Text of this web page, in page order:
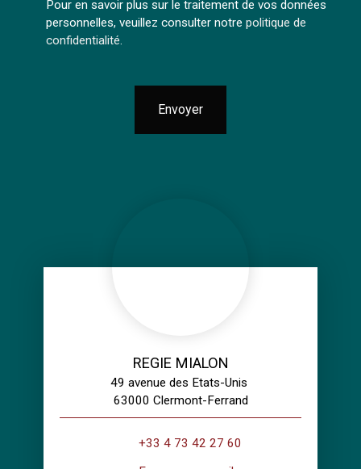
Pour en savoir plus sur le traitement de vos données
personnelles, veuillez consulter notre politique de
confidentialité.
Envoyer
REGIE MIALON
49 avenue des Etats-Unis
63000 Clermont-Ferrand
+33 4 73 42 27 60